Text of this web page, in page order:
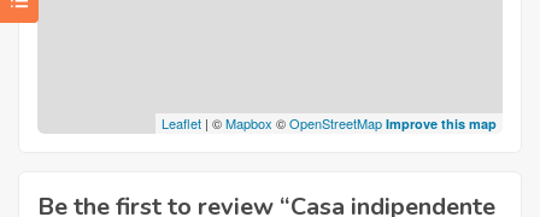
Leaflet | ©Mapbox ©OpenStreetMap Improve this map
Be the first to review “Casa indipendente